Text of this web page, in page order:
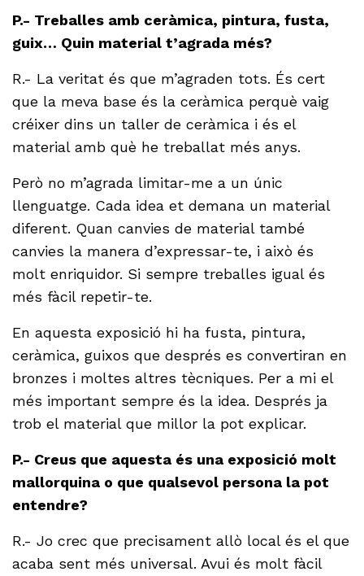
P.- Treballes amb ceràmica, pintura, fusta,
guix… Quin material t’agrada més?
R.- La veritat és que m’agraden tots. És cert
que la meva base és la ceràmica perquè vaig
créixer dins un taller de ceràmica i és el
material amb què he treballat més anys.
Però no m’agrada limitar-me a un únic
llenguatge. Cada idea et demana un material
diferent. Quan canvies de material també
canvies la manera d’expressar-te, i això és
molt enriquidor. Si sempre treballes igual és
més fàcil repetir-te.
En aquesta exposició hi ha fusta, pintura,
ceràmica, guixos que després es convertiran en
bronzes i moltes altres tècniques. Per a mi el
més important sempre és la idea. Després ja
trob el material que millor la pot explicar.
P.- Creus que aquesta és una exposició molt
mallorquina o que qualsevol persona la pot
entendre?
R.- Jo crec que precisament allò local és el que
acaba sent més universal. Avui és molt fàcil